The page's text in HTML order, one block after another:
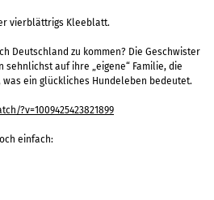
vierblättrigs Kleeblatt.
Deutschland zu kommen? Die Geschwister
auf ihre „eigene“ Familie, die
ein glückliches Hundeleben bedeutet.
?v=1009425423821899
einfach: